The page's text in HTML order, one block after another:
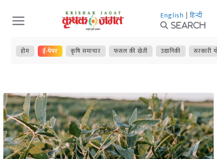
Skip
to
content
English | हिन्दी
Search
होम ई-पेपर कृषि समाचार फसल की खेती उद्यानिकी सरकारी